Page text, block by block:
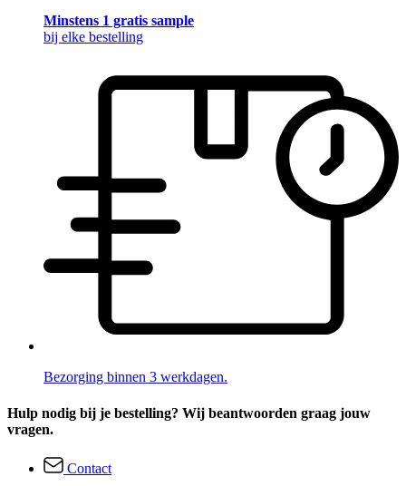
Minstens 1 gratis sample
bij elke bestelling
Bezorging binnen 3 werkdagen.
Hulp nodig bij je bestelling? Wij beantwoorden graag jouw
vragen.
Contact